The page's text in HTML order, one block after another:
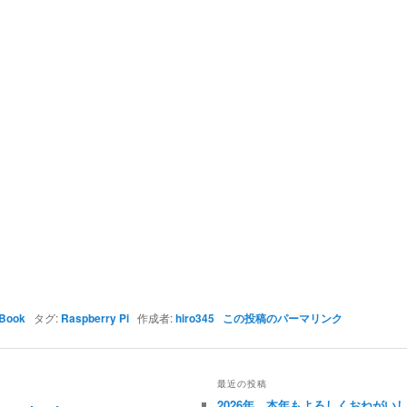
Book タグ: Raspberry Pi作成者:hiro345 この投稿のパーマリンク
最近の投稿